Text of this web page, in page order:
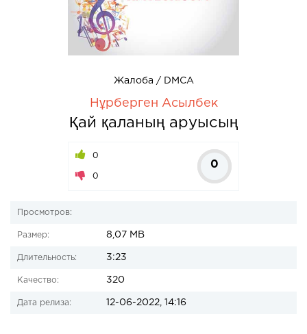
Жалоба / DMCA
Нұрберген Асылбек
Қай қаланың аруысың
0
0
0
Просмотров:
Размер: 8,07 MB
Длительность: 3:23
Качество: 320
Дата релиза: 12-06-2022, 14:16